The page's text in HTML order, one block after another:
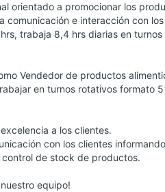
orientado a promocionar los
comunicación e interacción con
trabaja 8,4 hrs diarias en turnos
Vendedor de productos
en turnos rotativos formato
a los clientes.
con los clientes
de stock de productos.
equipo!